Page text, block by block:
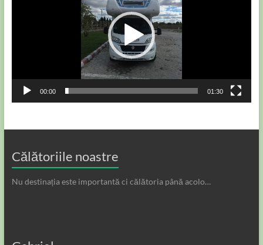
00:00 01:30
Călătoriile noastre
Nu destinația este importantă ci călătoria până acolo…